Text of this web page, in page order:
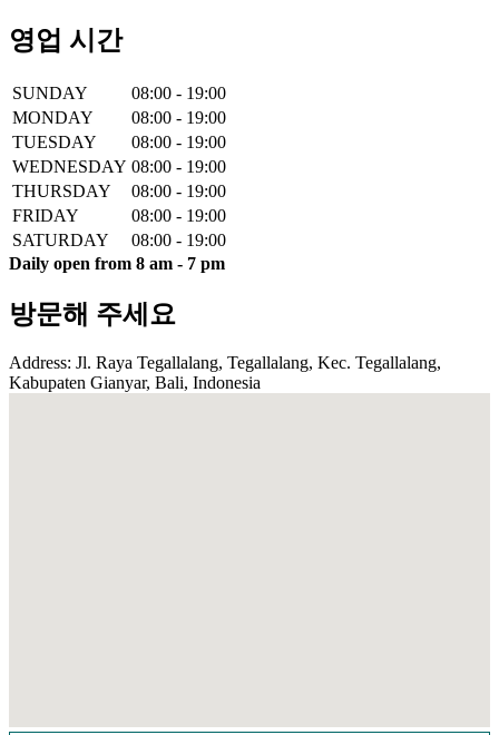
영업 시간
SUNDAY
08:00 - 19:00
MONDAY
08:00 - 19:00
TUESDAY
08:00 - 19:00
WEDNESDAY 08:00 - 19:00
THURSDAY
08:00 - 19:00
FRIDAY
08:00 - 19:00
SATURDAY
08:00 - 19:00
Daily open from 8 am - 7 pm
방문해 주세요
Address: Jl. Raya Tegallalang, Tegallalang, Kec. Tegallalang,
Kabupaten Gianyar, Bali, Indonesia